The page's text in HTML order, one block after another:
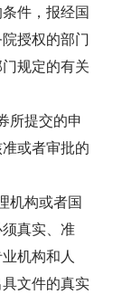
件，报经国
授权的部门
规定的有关
所提交的申
或者审批的
机构或者国
真实、准
机构和人
文件的真实